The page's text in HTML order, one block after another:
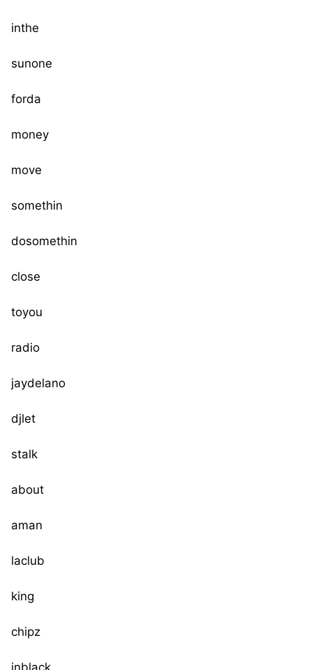
inthe
sunone
forda
money
move
somethin
dosomethin
close
toyou
radio
jaydelano
djlet
stalk
about
aman
laclub
king
chipz
inblack